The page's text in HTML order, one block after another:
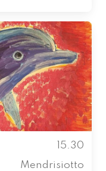
15.30
Mendrisiotto